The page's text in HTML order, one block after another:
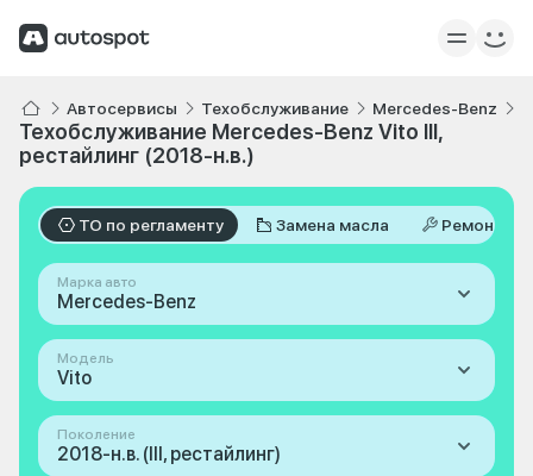
Автосервисы Техобслуживание Mercedes-Benz
Техобслуживание Mercedes-Benz Vito III,
рестайлинг (2018-н.в.)
ТО по регламенту Замена масла Ремонт
Марка авто
Mercedes-Benz
Модель
Vito
Поколение
2018-н.в. (III, рестайлинг)